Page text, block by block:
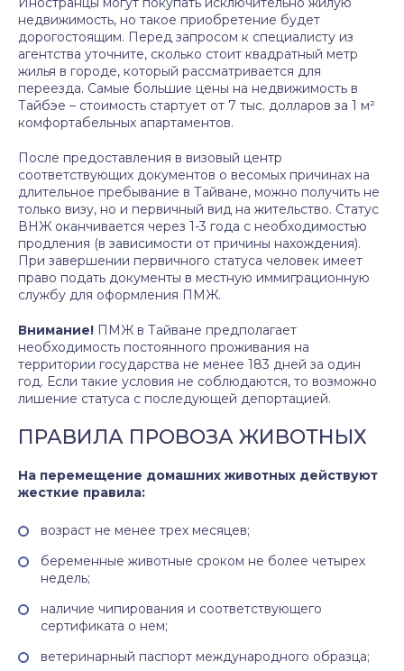
недвижимость, но такое приобретение будет
дорогостоящим. Перед запросом к специалисту из
агентства уточните, сколько стоит квадратный метр
жилья в городе, который рассматривается для
переезда. Самые большие цены на недвижимость в
Тайбэе – стоимость стартует от 7 тыс. долларов за 1 м²
комфортабельных апартаментов.
После предоставления в визовый центр
соответствующих документов о весомых причинах на
длительное пребывание в Тайване, можно получить не
только визу, но и первичный вид на жительство. Статус
ВНЖ оканчивается через 1-3 года с необходимостью
продления (в зависимости от причины нахождения).
При завершении первичного статуса человек имеет
право подать документы в местную иммиграционную
службу для оформления ПМЖ.
Внимание! ПМЖ в Тайване предполагает
необходимость постоянного проживания на
территории государства не менее 183 дней за один
год. Если такие условия не соблюдаются, то возможно
лишение статуса с последующей депортацией.
ПРАВИЛА ПРОВОЗА ЖИВОТНЫХ
На перемещение домашних животных действуют
жесткие правила:
возраст не менее трех месяцев;
беременные животные сроком не более четырех
недель;
наличие чипирования и соответствующего
сертификата о нем;
ветеринарный паспорт международного образца;